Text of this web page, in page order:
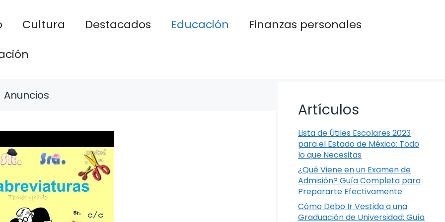
Cultura Destacados Educación
Finanzas personales
Anuncios
Artículos
Lista de Útiles Escolares 2023
para el Estado de México: Todo
lo que Necesitas
¿Qué Viene en un Examen de
Admisión? Guía Completa para
Prepararte Efectivamente
Cómo Debo Ir Vestida a una
Graduación de Universidad: Guía